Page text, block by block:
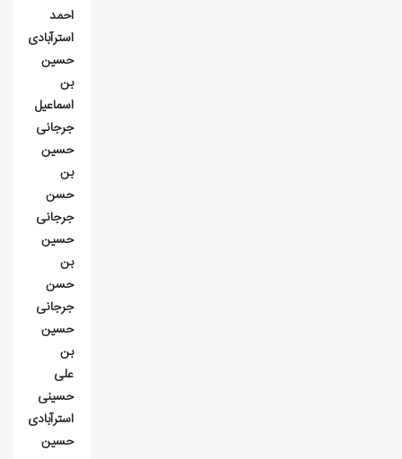
احمد
استرآبادی
حسین
بن
اسماعیل
جرجانی
حسین
بن
حسن
جرجانی
حسین
بن
حسن
جرجانی
حسین
بن
علی
حسینی
استرآبادی
حسین